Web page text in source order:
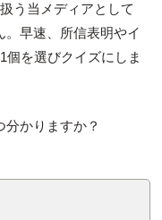
う当メディアとして
早速、所信表明やイ
個を選びクイズにしま
かりますか？